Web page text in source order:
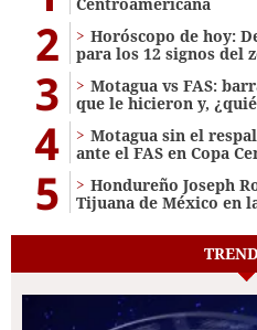
2
Horóscopo de hoy:
para los 12 signos del
3
Motagua vs FAS:
que le hicieron y,
4
Motagua sin el
ante el FAS en Copa
5
Hondureño Joseph
Tijuana de México en